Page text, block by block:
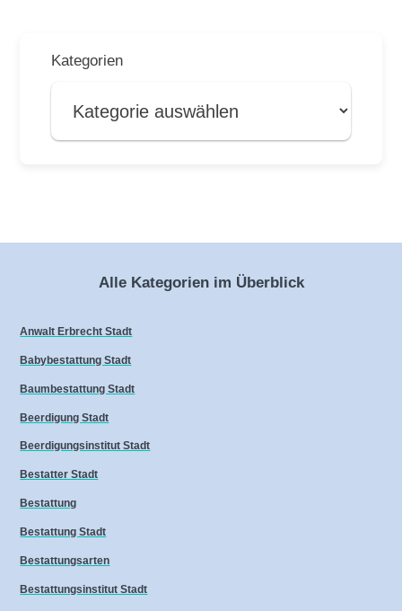
Kategorien
Alle Kategorien im Überblick
Anwalt Erbrecht Stadt
Babybestattung Stadt
Baumbestattung Stadt
Beerdigung Stadt
Beerdigungsinstitut Stadt
Bestatter Stadt
Bestattung
Bestattung Stadt
Bestattungsarten
Bestattungsinstitut Stadt